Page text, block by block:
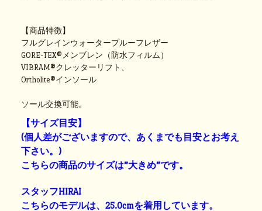
【商品特徴】
フルグレインウォータープルーフレザー
GORE-TEX®メンブレン（防水フィルム）
VIBRAM®クレッターリフト、
Ortholite®インソール
ソール交換可能。
【サイズ目安】
(個人差がございますので、あくまでも目安とお考え
下さい。)
こちらの商品のサイズは”大きめ”です。
スタッフHIRAI
こちらのモデルは、25.0cmを着用しています。